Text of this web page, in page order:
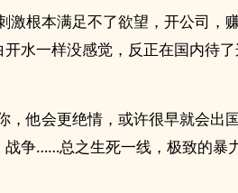
激根本满足不了欲望，开公司，
水一样没感觉，反正在国内待
，他会更绝情，或许很早就会出
争……总之生死一线，极致的暴